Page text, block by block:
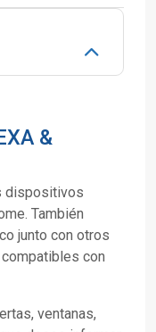
&
dispositivos
También
junto con otros
con
ventanas,